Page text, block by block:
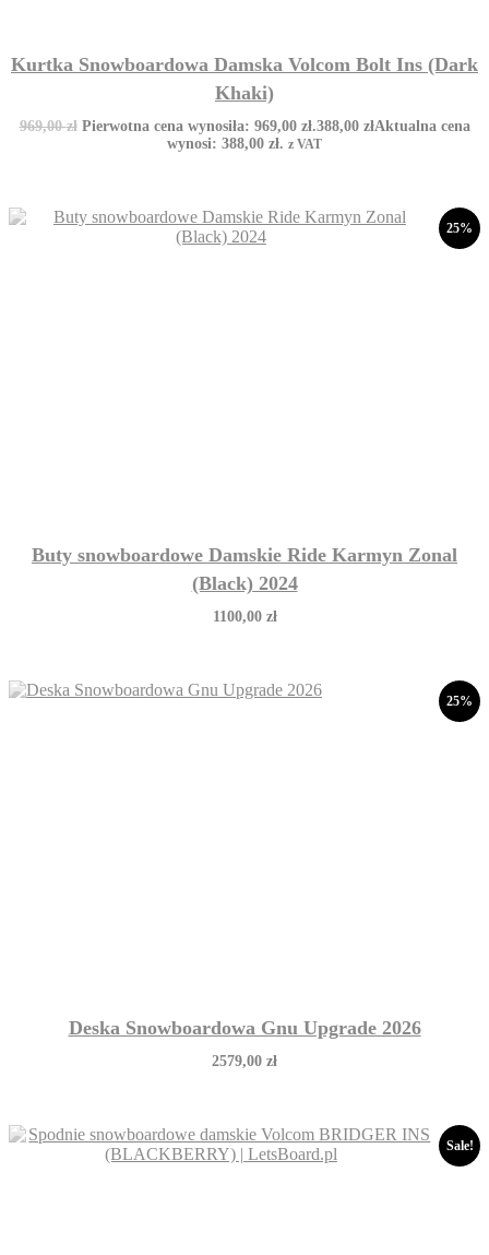
Kurtka Snowboardowa Damska Volcom Bolt Ins (Dark
Khaki)
969,00zł Pierwotna cena wynosiła: 969,00 zł.388,00 złAktualna cena
wynosi: 388,00 zł. z VAT
25%
Buty snowboardowe Damskie Ride Karmyn Zonal
(Black) 2024
1100,00 zł
25%
Deska Snowboardowa Gnu Upgrade 2026
2579,00 zł
Sale!